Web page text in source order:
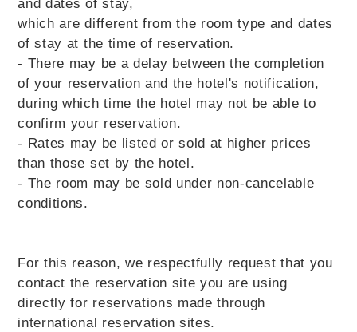
and dates of stay,
which are different from the room type and dates
of stay at the time of reservation.
- There may be a delay between the completion
of your reservation and the hotel's notification,
during which time the hotel may not be able to
confirm your reservation.
- Rates may be listed or sold at higher prices
than those set by the hotel.
- The room may be sold under non-cancelable
conditions.
For this reason, we respectfully request that you
contact the reservation site you are using
directly for reservations made through
international reservation sites.